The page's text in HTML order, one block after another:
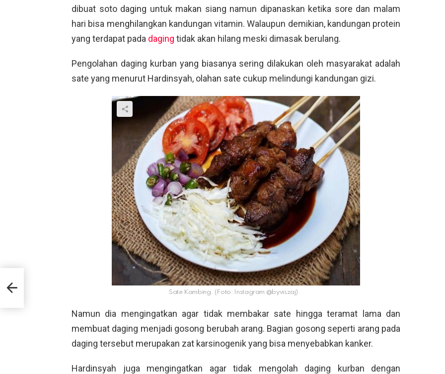
dibuat soto daging untuk makan siang namun dipanaskan ketika sore dan malam
hari bisa menghilangkan kandungan vitamin. Walaupun demikian, kandungan protein
yang terdapat pada daging tidak akan hilang meski dimasak berulang.
Pengolahan daging kurban yang biasanya sering dilakukan oleh masyarakat adalah
sate yang menurut Hardinsyah, olahan sate cukup melindungi kandungan gizi.
Sate Kambing. (Foto: Instagram @byviszaj)
Namun dia mengingatkan agar tidak membakar sate hingga teramat lama dan
membuat daging menjadi gosong berubah arang. Bagian gosong seperti arang pada
daging tersebut merupakan zat karsinogenik yang bisa menyebabkan kanker.
Hardinsyah juga mengingatkan agar tidak mengolah daging kurban dengan